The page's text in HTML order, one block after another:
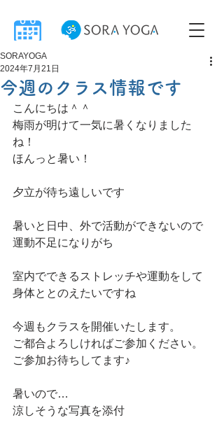
今週のクラス情報です
SORAYOGA
2024年7月21日
こんにちは＾＾
梅雨が明けて一気に暑くなりました
ね！
ほんっと暑い！
夕立が待ち遠しいです
暑いと日中、外で活動ができないので
運動不足になりがち
室内でできるストレッチや運動をして
身体ととのえたいですね
今週もクラスを開催いたします。
ご都合よろしければご参加ください。
ご参加お待ちしてます♪
暑いので…
涼しそうな写真を添付